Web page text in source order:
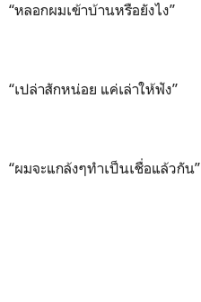
“หลอกผมเข้าบ้านหรือยังไง”
“เปล่าสักหน่อย แค่เล่าให้ฟัง”
“ผมจะแกล้งๆทำเป็นเชื่อแล้วกัน”